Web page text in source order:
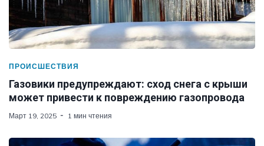
ПРОИСШЕСТВИЯ
Газовики предупреждают: сход снега с крыши
может привести к повреждению газопровода
Март 19, 2025 1 мин чтения